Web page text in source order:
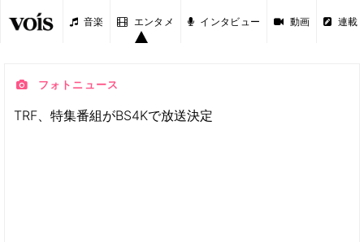
音楽 エンタメ インタビュー 動画 連載
フォトニュース
TRF、特集番組がBS4Kで放送決定